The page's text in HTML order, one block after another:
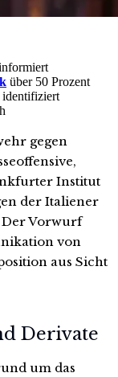
über 50 Prozent
identifiziert
gegen
Institut
der Italiener
Der Vorwurf
von
aus Sicht
Derivate
um das